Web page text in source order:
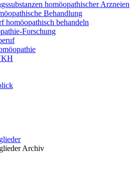
homöopathischer Arzneien
Behandlung
homöopathisch behandeln
Forschung
Archiv